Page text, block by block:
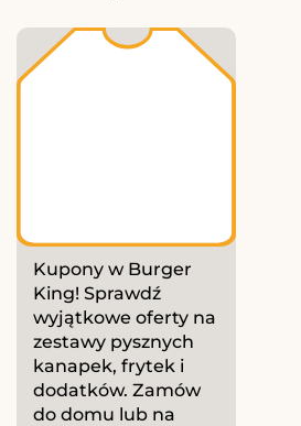
Kupony w Burger
King! Sprawdź
wyjątkowe oferty na
zestawy pysznych
kanapek, frytek i
dodatków. Zamów
do domu lub na